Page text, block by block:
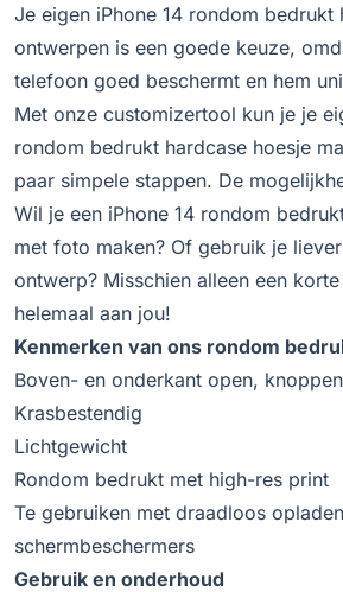
Je eigen iPhone 14 rondom bedrukt
ontwerpen is een goede keuze,
telefoon goed beschermt en hem
Met onze customizertool kun je je
rondom bedrukt hardcase hoesje
paar simpele stappen. De
Wil je een iPhone 14 rondom
met foto maken? Of gebruik je
ontwerp? Misschien alleen een
helemaal aan jou!
Kenmerken van ons rondom
Boven- en onderkant open,
Krasbestendig
Lichtgewicht
Rondom bedrukt met high-res print
Te gebruiken met draadloos
schermbeschermers
Gebruik en onderhoud